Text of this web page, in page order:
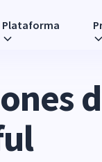
Plataforma